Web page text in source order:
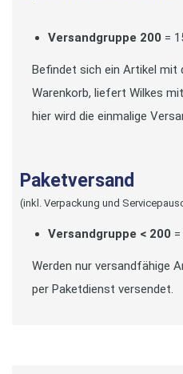
Versandgruppe 200 =
Befindet sich ein Artikel mit
Warenkorb, liefert Wilkes
hier wird die einmalige
Paketversand
(inkl. Verpackung und
Versandgruppe < 200
Werden nur versandfähige
per Paketdienst versendet.